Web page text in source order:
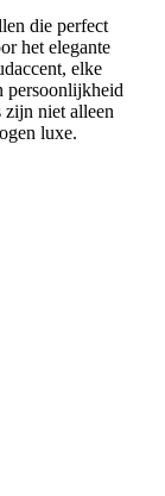
die perfect
het elegante
elke
persoonlijkheid
niet alleen
luxe.